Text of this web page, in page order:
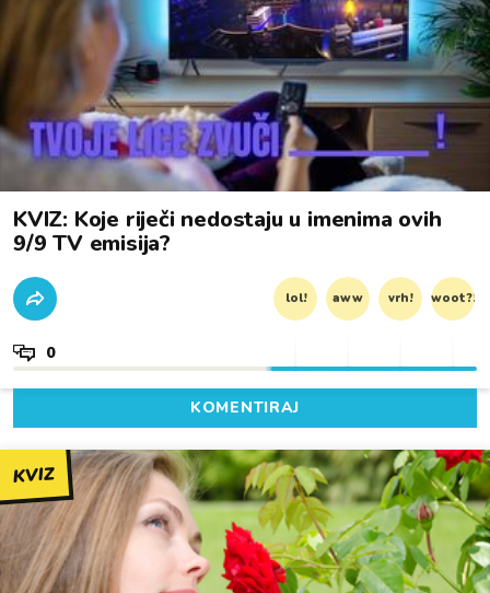
KVIZ: Koje riječi nedostaju u imenima ovih
9/9 TV emisija?
lol! aww vrh! woot?!
0
KOMENTIRAJ
KVIZ